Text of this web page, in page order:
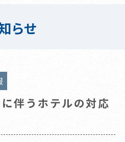
らせ
伴うホテルの対応